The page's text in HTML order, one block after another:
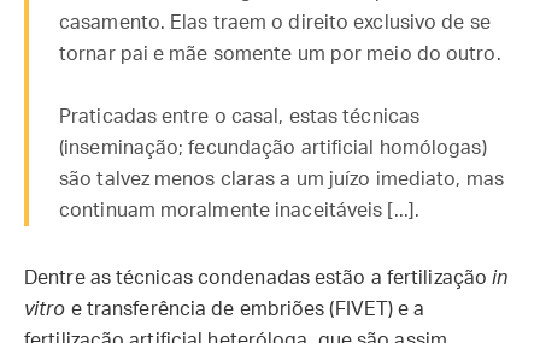
casamento. Elas traem o direito exclusivo de se
tornar pai e mãe somente um por meio do outro.
Praticadas entre o casal, estas técnicas
(inseminação; fecundação artificial homólogas)
são talvez menos claras a um juízo imediato, mas
continuam moralmente inaceitáveis [...].
Dentre as técnicas condenadas estão a fertilizaçãoin
vitro e transferência de embriões (FIVET) e a